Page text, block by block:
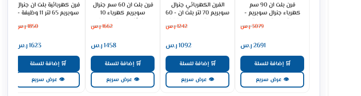
فرن بلت ان 90 سم
كهرباء جنرال سوبريم -
93 لتر ديجيتال - ستيل
GS90OEX
3079ر.س
2691ر.س
🛒 إضافة للسلة
👁 عرض سريع
الفرن الكهربائي جنرال
سوبريم 70 لتر بلت ان - 60
سم - ستيل GS60OMX
1242ر.س
1092ر.س
🛒 إضافة للسلة
👁 عرض سريع
فرن بلت ان 60 سم جنرال
سوبريم كهرباء 10
وظائف – ستيل GS-
O605PEML
1662ر.س
1458ر.س
🛒 إضافة للسلة
👁 عرض سريع
فرن كهربائية بلت ان جنرال
سوبريم 65 لتر 11 وظيفة -
GSO6011PEDL
1850ر.س
1623ر.س
🛒 إضافة للسلة
👁 عرض سريع